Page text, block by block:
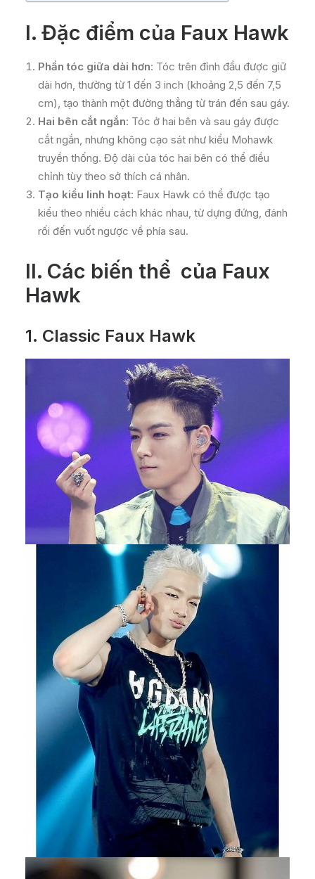
I. Đặc điểm của Faux Hawk
Phần tóc giữa dài hơn: Tóc trên đỉnh đầu được giữ
dài hơn, thường từ 1 đến 3 inch (khoảng 2,5 đến 7,5
cm), tạo thành một đường thẳng từ trán đến sau gáy.
Hai bên cắt ngắn: Tóc ở hai bên và sau gáy được
cắt ngắn, nhưng không cạo sát như kiểu Mohawk
truyền thống. Độ dài của tóc hai bên có thể điều
chỉnh tùy theo sở thích cá nhân.
Tạo kiểu linh hoạt: Faux Hawk có thể được tạo
kiểu theo nhiều cách khác nhau, từ dựng đứng, đánh
rối đến vuốt ngược về phía sau.
II. Các biến thể của Faux
Hawk
1. Classic Faux Hawk